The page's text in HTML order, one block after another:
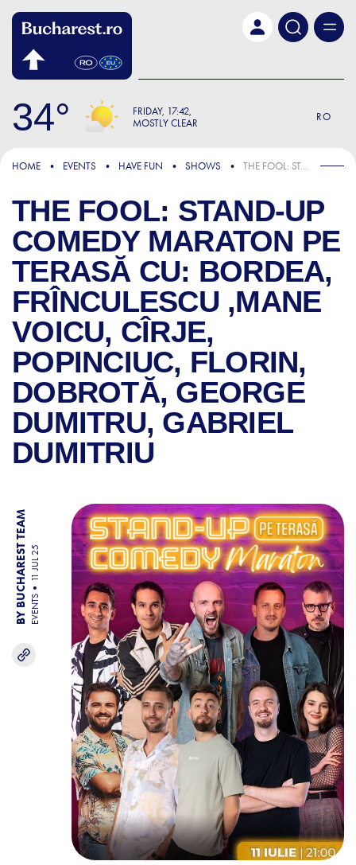
34 FRIDAY 17:42
MOSTLY CLEAR
RO
HOME EVENTS HAVE FUN SHOWS THE FOOL: STAND-UP COMEDY MARATON PE TERASĂ CU: BORDEA, FRÎNCULESCU ,MANE VOICU, CÎRJE, POPINCIUC, FLORIN, DOBROTĂ, GEORGE DUMITRU, GABRIEL DUMITRIU
THE FOOL: STAND-UP
COMEDY MARATON PE
TERASĂ CU: BORDEA,
FRÎNCULESCU ,MANE
VOICU, CÎRJE,
POPINCIUC, FLORIN,
DOBROTĂ, GEORGE
DUMITRU, GABRIEL
DUMITRIU
BY BUCHAREST TEAM EVENTS
11 JUL 25